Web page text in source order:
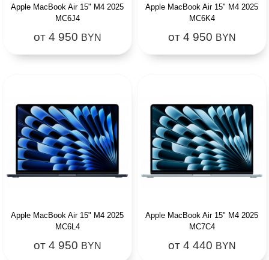
Apple MacBook Air 15" M4 2025
MC6J4
от 4 950 BYN
Apple MacBook Air 15" M4 2025
MC6K4
от 4 950 BYN
Apple MacBook Air 15" M4 2025
MC6L4
от 4 950 BYN
Apple MacBook Air 15" M4 2025
MC7C4
от 4 440 BYN